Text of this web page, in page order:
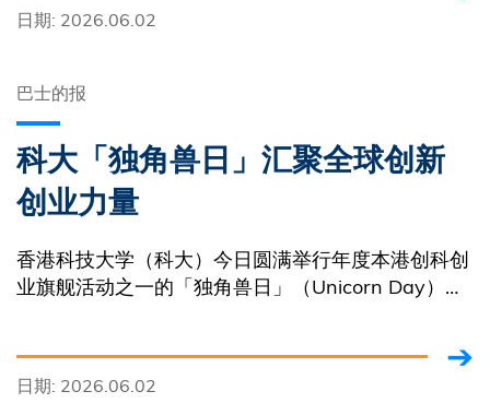
日期: 2026.06.02
巴士的报
科大「独角兽日」汇聚全球创新
创业力量
香港科技大学（科大）今日圆满举行年度本港创科创
业旗舰活动之一的「独角兽日」（Unicorn Day），
商创科生态圈协作策略，缔造跨领域合作机遇，促进
科研成果转化与国际交流。
日期: 2026.06.02